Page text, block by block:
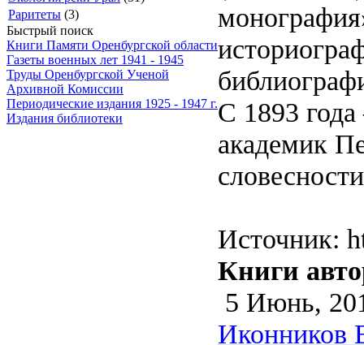
Раритеты (3)
Быстрый поиск
Книги Памяти Оренбургской области
Газеты военных лет 1941 - 1945
Труды Оренбургской Ученой
Архивной Комиссии
Периодические издания 1925 - 1947 г.
Издания библиотеки
С 1893
академик
Источник:
Книги
5 Июнь,
Иконников